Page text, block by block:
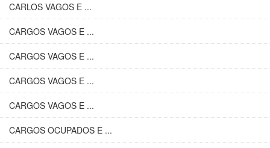
CARLOS VAGOS E ...
CARGOS VAGOS E ...
CARGOS VAGOS E ...
CARGOS VAGOS E ...
CARGOS VAGOS E ...
CARGOS OCUPADOS E ...